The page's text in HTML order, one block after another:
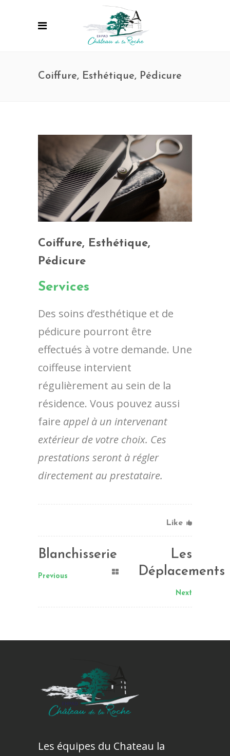
Coiffure, Esthétique, Pédicure
Coiffure, Esthétique,
Pédicure
Services
Des soins d’esthétique et de
pédicure pourront être
effectués à votre demande. Une
coiffeuse intervient
régulièrement au sein de la
résidence. Vous pouvez aussi
faire appel à un intervenant
extérieur de votre choix. Ces
prestations seront à régler
directement au prestataire.
Like
Blanchisserie
Previous
Les
Déplacements
Next
Les équipes du Chateau la